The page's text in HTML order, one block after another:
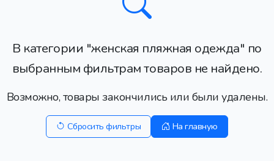
В категории "женская пляжная одежда" по
выбранным фильтрам товаров не найдено.
Возможно, товары закончились или были удалены.
Сбросить фильтры На главную